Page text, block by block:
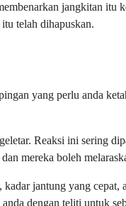
jangkitan itu
telah dihapuskan.
yang perlu anda
Reaksi ini sering
mereka boleh
jantung yang cepat,
dengan teliti untuk